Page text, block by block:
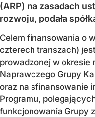
(ARP) na zasadach
rozwoju, podała
Celem finansowania o
czterech transzach)
prowadzonej w okresie
Naprawczego Grupy
oraz na sfinansowanie
Programu,
funkcjonowania Grupy